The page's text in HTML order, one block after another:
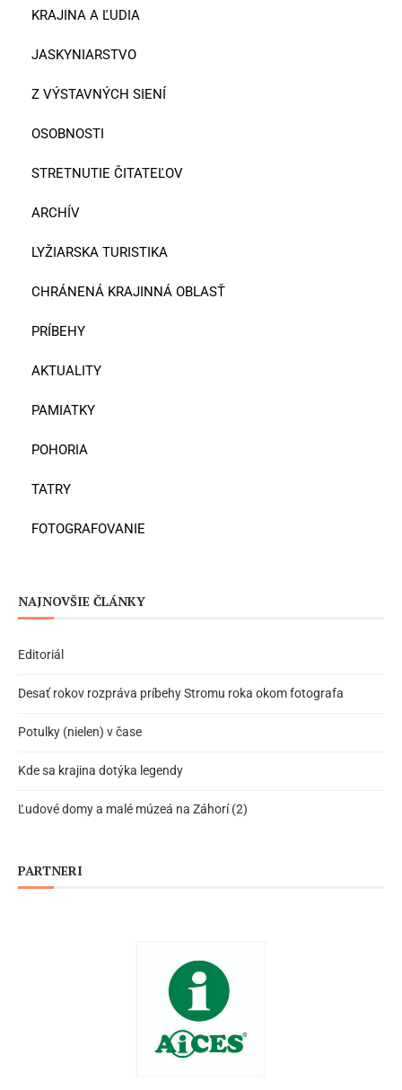
KRAJINA A ĽUDIA
JASKYNIARSTVO
Z VÝSTAVNÝCH SIENÍ
OSOBNOSTI
STRETNUTIE ČITATEĽOV
ARCHÍV
LYŽIARSKA TURISTIKA
CHRÁNENÁ KRAJINNÁ OBLASŤ
PRÍBEHY
AKTUALITY
PAMIATKY
POHORIA
TATRY
FOTOGRAFOVANIE
NAJNOVŠIE ČLÁNKY
Editoriál
Desať rokov rozpráva príbehy Stromu roka okom fotografa
Potulky (nielen) v čase
Kde sa krajina dotýka legendy
Ľudové domy a malé múzeá na Záhorí (2)
PARTNERI